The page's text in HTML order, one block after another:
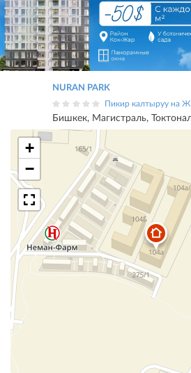
NURAN PARK
Пикир калтыруу на
Бишкек, Магистраль,
+
−